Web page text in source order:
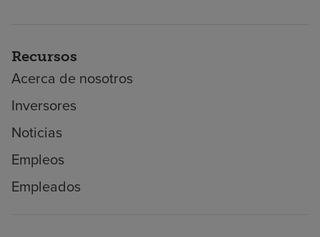
Recursos
Acerca de nosotros
Inversores
Noticias
Empleos
Empleados